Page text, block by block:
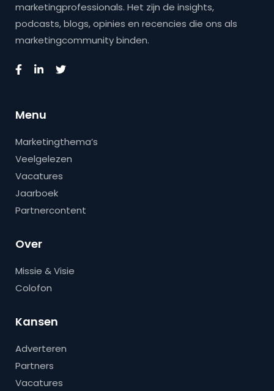
marketingprofessionals. Het zijn de insights,
podcasts, blogs, opinies en recencies die ons als
marketingcommunity binden.
Menu
Marketingthema’s
Veelgelezen
Vacatures
Jaarboek
Partnercontent
Over
Missie & Visie
Colofon
Kansen
Adverteren
Partners
Vacatures